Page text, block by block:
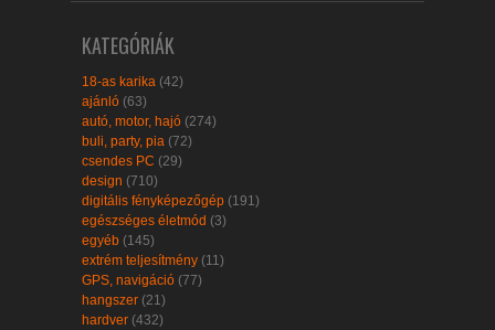
KATEGÓRIÁK
18-as karika (42)
ajánló (63)
autó, motor, hajó (274)
buli, party, pia (72)
csendes PC (29)
design (710)
digitális fényképezőgép (191)
egészséges életmód (3)
egyéb (145)
extrém teljesítmény (11)
GPS, navigáció (77)
hangszer (21)
hardver (432)